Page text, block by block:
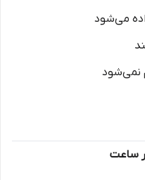
می‌شود
نمی‌شود
ساعت